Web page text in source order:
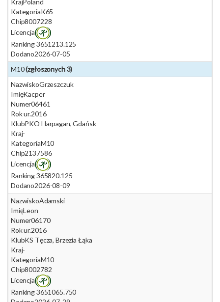
KrajPoland
KategoriaK65
Chip8007228
Licencja
Ranking 3651213.125
Dodano2026-07-05
M10(zgłoszonych 3)
NazwiskoGrzeszczuk
ImięKacper
Numer06461
Rok ur.2016
KlubPKO Harpagan, Gdańsk
Kraj-
KategoriaM10
Chip2137586
Licencja
Ranking 365820.125
Dodano2026-08-09
NazwiskoAdamski
ImięLeon
Numer06170
Rok ur.2016
KlubKS Tęcza, Brzezia Łąka
Kraj-
KategoriaM10
Chip8002782
Licencja
Ranking 3651065.750